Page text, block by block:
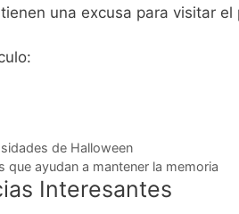
una excusa para visitar el
de Halloween
que ayudan a mantener la memoria
Interesantes